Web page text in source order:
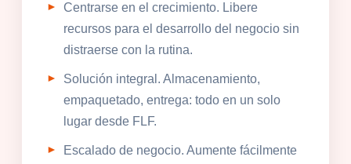
Centrarse en el crecimiento. Libere
recursos para el desarrollo del negocio sin
distraerse con la rutina.
Solución integral. Almacenamiento,
empaquetado, entrega: todo en un solo
lugar desde FLF.
Escalado de negocio. Aumente fácilmente